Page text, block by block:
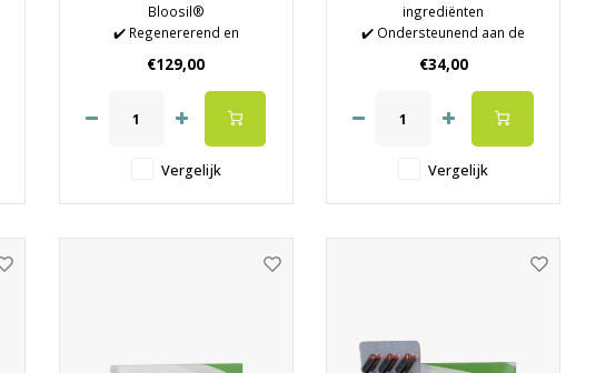
Bloosil®
✔️ Regenererend en
✔️ Versterkt spieren en het
spierherstel
✔️ Goed voor sterke pezen,
✔️ Vertraagt
verouderingsproces in het
€129,00
Vergelijk
ingrediënten
✔️ Ondersteunend aan de
✔️ Preventief voor een goed
functioneren
✔️ Anti-stress en anti-aging
mineralen en antioxidanten
✔️ De beste kwaliteit en werk
€34,00
Vergelijk